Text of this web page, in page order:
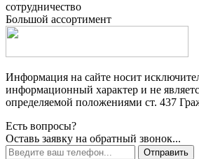
сотрудничество
Большой ассортимент
Информация на сайте носит
информационный характер и не
определяемой положениями ст. 437
Есть вопросы?
Оставь заявку на обратный звонок...
Отправить